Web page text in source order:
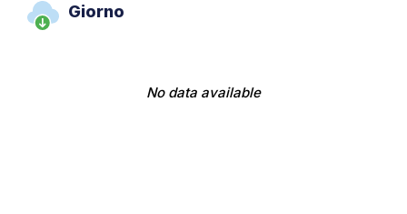
Giorno
No data available